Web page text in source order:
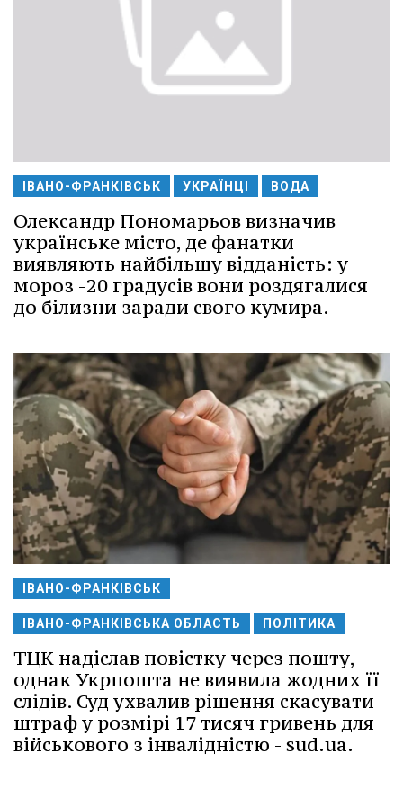
ІВАНО-ФРАНКІВСЬК УКРАЇНЦІ ВОДА
Олександр Пономарьов визначив
українське місто, де фанатки
виявляють найбільшу відданість: у
мороз -20 градусів вони роздягалися
до білизни заради свого кумира.
ІВАНО-ФРАНКІВСЬК
ІВАНО-ФРАНКІВСЬКА ОБЛАСТЬ ПОЛІТИКА
ТЦК надіслав повістку через пошту,
однак Укрпошта не виявила жодних її
слідів. Суд ухвалив рішення скасувати
штраф у розмірі 17 тисяч гривень для
військового з інвалідністю - sud.ua.